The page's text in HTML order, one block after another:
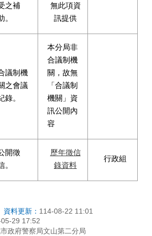
之補
。
無此項資
訊提供
議制機
之會議
錄。
本分局非
合議制機
關，故無
「合議制
機關」資
訊公開內
容
開徵
。
歷年徵信
錄資料
行政組
資料更新： 114-08-22 11:01
29 17:52
政府警察局文山第二分局